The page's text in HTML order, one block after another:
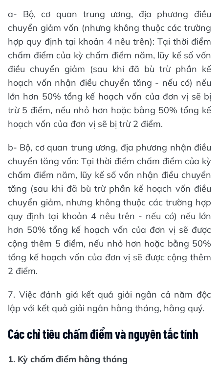
a- Bộ, cơ quan trung ương, địa phương điều
chuyển giảm vốn (nhưng không thuộc các trường
hợp quy định tại khoản 4 nêu trên): Tại thời điểm
chấm điểm của kỳ chấm điểm năm, lũy kế số vốn
điều chuyển giảm (sau khi đã bù trừ phần kế
hoạch vốn nhận điều chuyển tăng - nếu có) nếu
lớn hơn 50% tổng kế hoạch vốn của đơn vị sẽ bị
trừ 5 điểm, nếu nhỏ hơn hoặc bằng 50% tổng kế
hoạch vốn của đơn vị sẽ bị trừ 2 điểm.
b- Bộ, cơ quan trung ương, địa phương nhận điều
chuyển tăng vốn: Tại thời điểm chấm điểm của kỳ
chấm điểm năm, lũy kế số vốn nhận điều chuyển
tăng (sau khi đã bù trừ phần kế hoạch vốn điều
chuyển giảm, nhưng không thuộc các trường hợp
quy định tại khoản 4 nêu trên - nếu có) nếu lớn
hơn 50% tổng kế hoạch vốn của đơn vị sẽ được
cộng thêm 5 điểm, nếu nhỏ hơn hoặc bằng 50%
tổng kế hoạch vốn của đơn vị sẽ được cộng thêm
2 điểm.
7. Việc đánh giá kết quả giải ngân cả năm độc
lập với kết quả giải ngân hằng tháng, hằng quý.
Các chỉ tiêu chấm điểm và nguyên tắc tính
1. Kỳ chấm điểm hằng tháng